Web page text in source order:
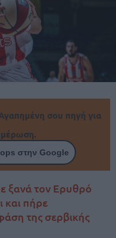
σου πηγή για
στην Google
ξανά τον Ερυθρό
και πήρε
της σερβικής